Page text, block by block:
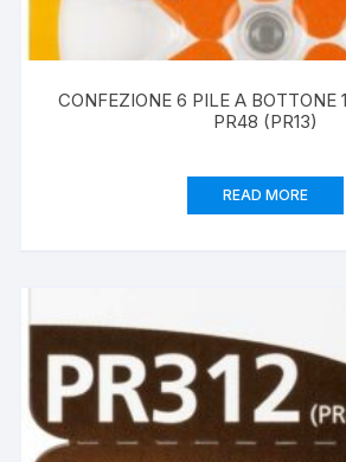
CONFEZIONE 6 PILE A BOTTONE
PR48 (PR13)
READ MORE